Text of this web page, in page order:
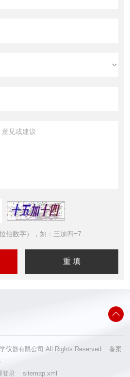
伯数字），如：三加四=7
仪器有限公司 All Rights Reserved 备案
登录 sitemap.xml